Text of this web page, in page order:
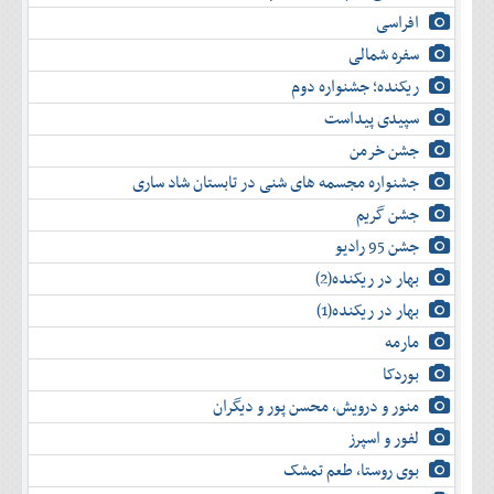
خرداد
تير
مرداد
شهريور
مهر
آبان
آذر
دی
بهمن
اسفند
افراسی
سفره شمالی
ریکنده؛ جشنواره دوم
سپیدی پیداست
جشن خرمن
جشنواره مجسمه های شنی در تابستان شاد ساری
جشن گریم
جشن 95 رادیو
بهار در ریکنده(2)
بهار در ریکنده(1)
مارمه
بوردکا
منور و درویش، محسن پور و دیگران
لفور و اسپرز
بوی روستا، طعم تمشک